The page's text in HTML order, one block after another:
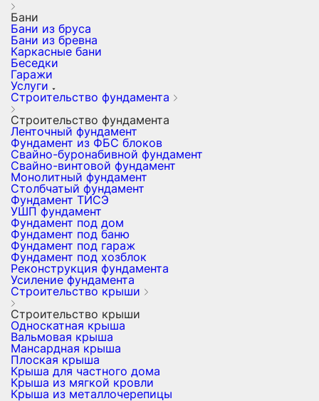
Бани
Бани из бруса
Бани из бревна
Каркасные бани
Беседки
Гаражи
Услуги
Строительство фундамента
Строительство фундамента
Ленточный фундамент
Фундамент из ФБС блоков
Свайно-буронабивной фундамент
Свайно-винтовой фундамент
Монолитный фундамент
Столбчатый фундамент
Фундамент ТИСЭ
УШП фундамент
Фундамент под дом
Фундамент под баню
Фундамент под гараж
Фундамент под хозблок
Реконструкция фундамента
Усиление фундамента
Строительство крыши
Строительство крыши
Односкатная крыша
Вальмовая крыша
Мансардная крыша
Плоская крыша
Крыша для частного дома
Крыша из мягкой кровли
Крыша из металлочерепицы